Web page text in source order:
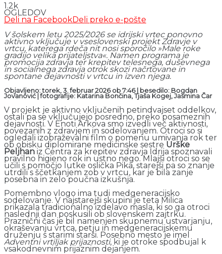
1.2k
OGLEDOV
Deli na FacebookDeli preko e-pošte
V šolskem letu 2025/2026 se idrijski vrtec ponovno
aktivno vključuje v vseslovenski projekt Zdravje v
vrtcu, katerega rdeča nit nosi sporočilo »Male roke
gradijo velika prijateljstva«. Namen programa je
promocija zdravja ter krepitev telesnega, duševnega
in socialnega zdravja otrok skozi načrtovane in
spontane dejavnosti v vrtcu in izven njega.
Objavljeno: torek, 3. februar 2026 ob 7:46 | besedilo: Bogdan
Jovanović |fotografije: Katarina Bončina, Tjaša Kogej, Jasmina Čar
V projekt je aktivno vključenih petindvajset oddelkov,
ostali pa se vključujejo posredno, preko posameznih
dejavnosti. V Enoti Arkova smo izvedli več aktivnosti,
povezanih z zdravjem in sodelovanjem. Otroci so si
ogledali izobraževalni film o pomenu umivanja rok ter
ob obisku diplomirane medicinske sestre Urške
Peljhan iz Centra za krepitev zdravja Idrija spoznavali
pravilno higieno rok in ustno nego. Mlajši otroci so se
učili s pomočjo lutke oslička Pika, starejši pa so znanje
utrdili s ščetkanjem zob v vrtcu, kar je bila zanje
posebna in zelo poučna izkušnja.
Pomembno vlogo ima tudi medgeneracijsko
sodelovanje. V najstarejši skupini je teta Milica
prikazala tradicionalno izdelavo masla, ki so ga otroci
naslednji dan poskusili ob slovenskem zajtrku.
Praznični čas je bil namenjen skupnemu ustvarjanju,
okraševanju vrtca, petju in medgeneracijskemu
druženju s starimi starši. Posebno mesto je imel
Adventni vrtiljak prijaznosti, ki je otroke spodbujal k
vsakodnevnim prijaznim dejanjem.